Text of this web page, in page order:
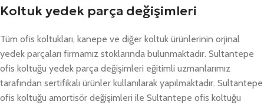
Koltuk yedek parça değişimleri
Tüm ofis koltukları, kanepe ve diğer koltuk ürünlerinin orjinal
yedek parçaları firmamız stoklarında bulunmaktadır. Sultantepe
ofis koltuğu yedek parça değişimleri eğitimli uzmanlarımız
tarafından sertifikalı ürünler kullanılarak yapılmaktadır. Sultantepe
ofis koltuğu amortisör değişimleri ile Sultantepe ofis koltuğu